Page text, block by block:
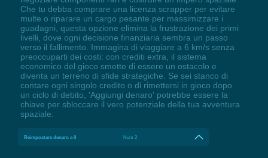
Che tu debba comprare una licenza scrapper per evitare
multe o riparare un cargo pesante per massimizzare i
guadagni, questa opzione elimina la frustrazione dei primi
livelli, dove ogni decisione finanziaria sembra un passo
verso il fallimento. Immagina di viaggiare a 6 km/s senza
preoccuparti dei costi: con crediti extra, il sistema
economico del gioco smette di essere un ostacolo e
diventa un terreno di sfide strategiche. Se sei stanco di
contare ogni singolo credito o di rimettersi in gioco dopo
un ciclo di debito, 'Aggiungi denaro' potrebbe essere la
chiave per sbloccare il vero potenziale della tua avventura
spaziale.
Reimpostare denaro a 0 Num 2